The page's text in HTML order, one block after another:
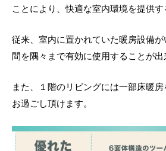
ことにより、快適な室内環境を提供す
従来、室内に置かれていた暖房設備
間を隅々まで有効に使用することが出
また、１階のリビングには一部床暖
お過ごし頂けます。